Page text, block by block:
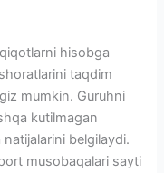
hisobga
taqdim
mumkin. Guruhni
kutilmagan
belgilaydi.
musobaqalari sayti